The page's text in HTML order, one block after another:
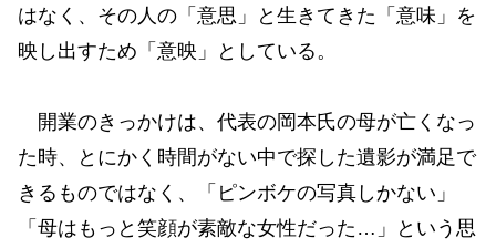
はなく、その人の「意思」と生きてきた「意味」を
映し出すため「意映」としている。
開業のきっかけは、代表の岡本氏の母が亡くなっ
た時、とにかく時間がない中で探した遺影が満足で
きるものではなく、「ピンボケの写真しかない」
「母はもっと笑顔が素敵な女性だった…」という思